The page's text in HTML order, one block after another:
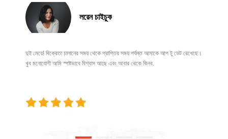
লরেন চাইচুক
দুই মেয়ে! বিক্রেতা চালানের সময় থেকে প্রাপ্তির সময় পর্যন্ত আমাকে আপ টু ডেট রেখেছে।
খুব মনোযোগী আমি স্পষ্টভাবে বিশ্বাস আছে এবং আবার থেকে কিনব.